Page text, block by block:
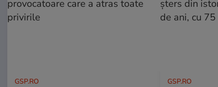
GSP.RO GSP.RO